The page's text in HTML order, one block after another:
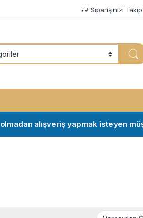
Siparişinizi Takip
alışveriş yapmak isteyen